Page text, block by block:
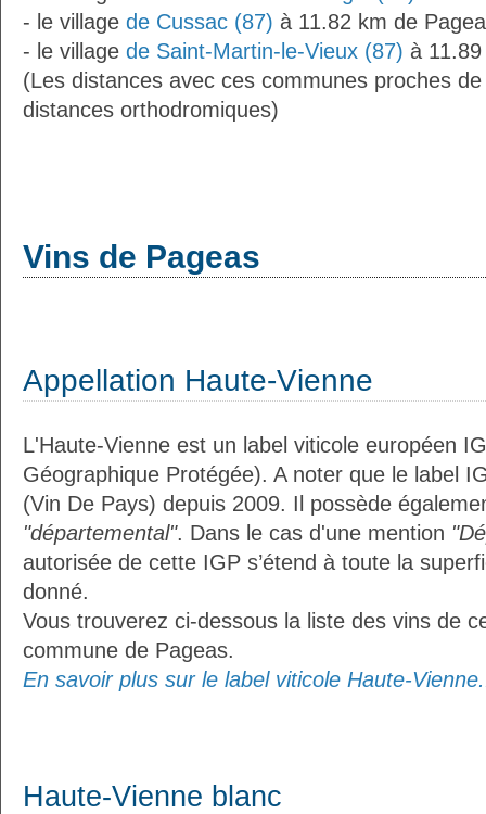
- le village de Cussac (87) à 11.82 km de
- le village de Saint-Martin-le-Vieux (87) à
(Les distances avec ces communes proches
distances orthodromiques)
Vins de Pageas
Appellation Haute-Vienne
L'Haute-Vienne est un label viticole européen
Géographique Protégée). A noter que le label
(Vin De Pays) depuis 2009. Il possède
"départemental". Dans le cas d'une mention
autorisée de cette IGP s’étend à toute la
donné.
Vous trouverez ci-dessous la liste des vins de
commune de Pageas.
En savoir plus sur le label viticole Haute-
Haute-Vienne blanc